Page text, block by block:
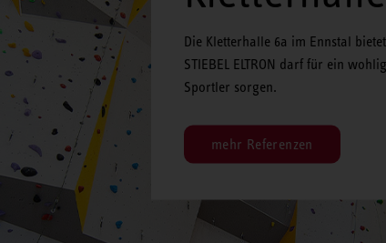
Die Kletterhalle 6a im Ennstal
STIEBEL ELTRON darf für ein
Sportler sorgen.
mehr Referenzen